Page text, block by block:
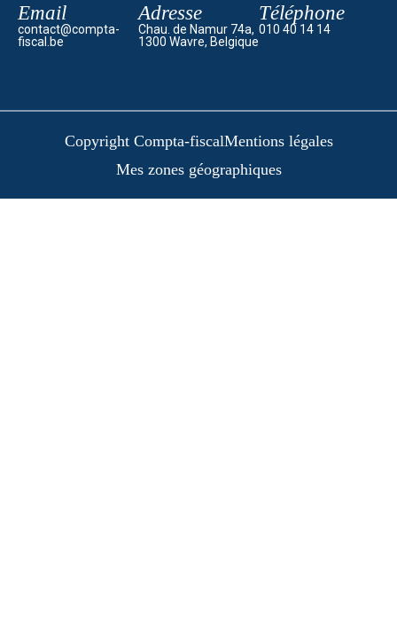
Email
contact@compta-
fiscal.be
Adresse
Chau. de Namur 74a,
1300 Wavre, Belgique
Téléphone
010 40 14 14
Copyright Compta-fiscalMentions légales
Mes zones géographiques